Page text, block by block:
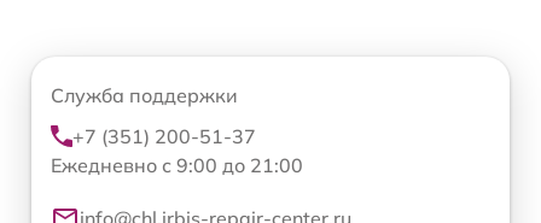
Служба поддержки
+7 (351) 200-51-37
Ежедневно с 9:00 до 21:00